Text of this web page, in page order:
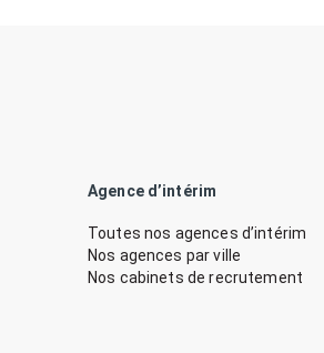
Agence d’intérim
Toutes nos agences d’intérim
Nos agences par ville
Nos cabinets de recrutement